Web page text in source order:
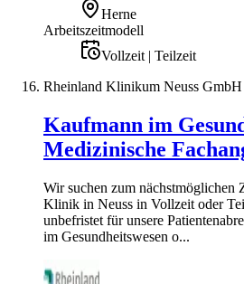
Herne
Arbeitszeitmodell
Vollzeit | Teilzeit
Rheinland Klinikum Neuss GmbH
Kaufmann im
Medizinische
Wir suchen zum nächstmöglichen
Klinik in Neuss in Vollzeit oder
unbefristet für unsere
im Gesundheitswesen o...